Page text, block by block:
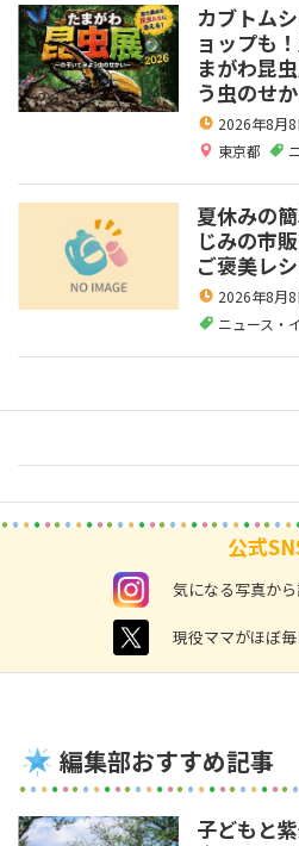
カブトム
ョップも
まがわ昆
う虫のせ
2026年8月8
東京都
夏休みの
じみの市
ご褒美レ
2026年8月8
ニュース・
公式
instagram 気になる写真か
twitter 現役ママがほぼ
編集部おすすめ記事
子どもと